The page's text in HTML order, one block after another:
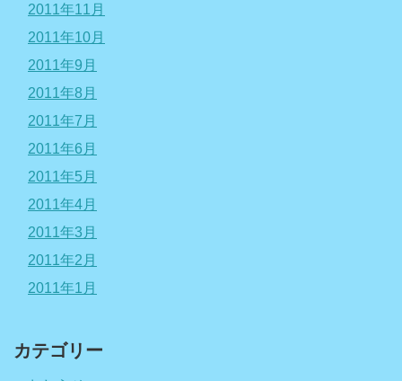
2011年11月
2011年10月
2011年9月
2011年8月
2011年7月
2011年6月
2011年5月
2011年4月
2011年3月
2011年2月
2011年1月
カテゴリー